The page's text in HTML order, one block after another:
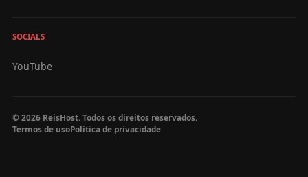
SOCIALS
YouTube
© 2026 ReisHost. Todos os direitos reservados.
Termos de usoPolítica de privacidade